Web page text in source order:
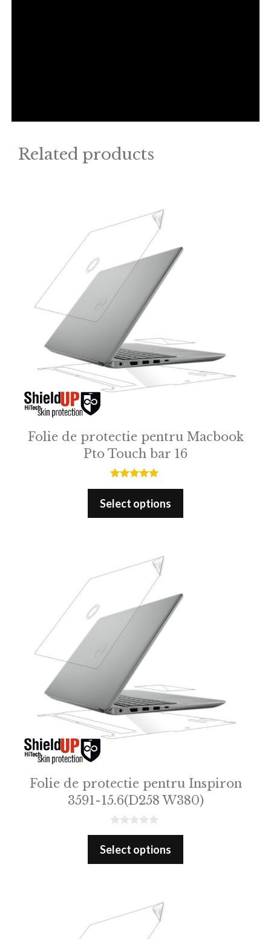
Related products
Folie de protectie pentru Macbook
Pto Touch bar 16
5.00
Select options
Folie de protectie pentru Inspiron
3591-15.6(D258 W380)
0
u
Select options